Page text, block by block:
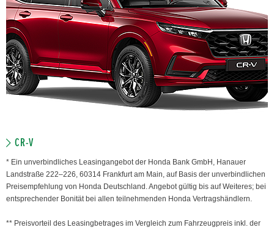
CR-V
* Ein unverbindliches Leasingangebot der Honda Bank GmbH, Hanauer
Landstraße 222–226, 60314 Frankfurt am Main, auf Basis der unverbindlichen
Preisempfehlung von Honda Deutschland. Angebot gültig bis auf Weiteres; bei
entsprechender Bonität bei allen teilnehmenden Honda Vertragshändlern.
** Preisvorteil des Leasingbetrages im Vergleich zum Fahrzeugpreis inkl. der